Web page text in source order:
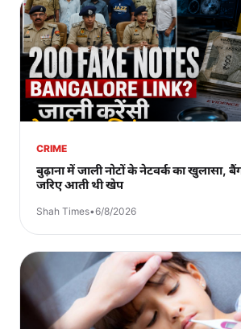
CRIME
बुढ़ाना में जाली नोटों के नेटवर्क का खुलासा,
जरिए आती थी खेप
Shah Times•6/8/2026